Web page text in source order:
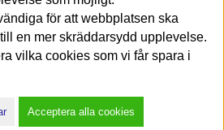
för att webbplatsen ska
en mer skräddarsydd upplevelse.
vilka cookies som vi får spara i
Acceptera alla cookies